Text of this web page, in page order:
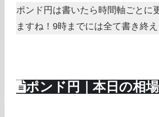
ポンド円は書いたら時間軸ごとに
ますね！9時までには全て書き終え
ポンド円｜本日の相